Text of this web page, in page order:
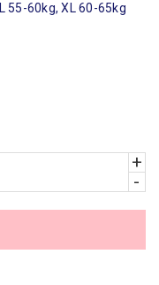
55-60kg, XL 60-65kg
+
-